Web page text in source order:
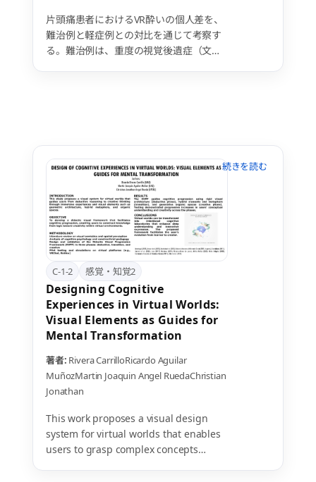
片頭痛患者におけるVR酔いの個人差を、
難治例と軽症例との対比を通じて考察す
る。難治例は、重度の視覚後遺症（文字
的、持続的な機能変調と極度の視覚依存
性を獲得した結果、VRの負荷に耐えられ
なくなったためと仮説づけられる。VR酔
いの難治例は、個人の複雑な全身的背景
と関連している可能性があり、個別化さ
れた対策の必要性が示唆される。
C-1-2 感覚・知覚2
Designing Cognitive
Experiences in Virtual Worlds:
Visual Elements as Guides for
Mental Transformation
著者: Rivera CarrilloRicardo Aguilar
MuñozMartin Joaquin Angel RuedaChristian
Jonathan
This work proposes a visual design
system for virtual worlds that enables
users to grasp complex concepts